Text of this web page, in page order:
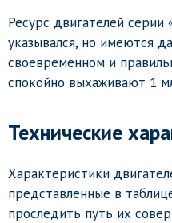
Ресурс двигателей серии
указывался, но имеются
своевременном и
спокойно выхаживают 1
Технические
Характеристики
представленные в
проследить путь их